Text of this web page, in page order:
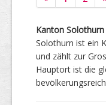
Kanton Solothurn
Solothurn ist ein
und zählt zur
Hauptort ist die